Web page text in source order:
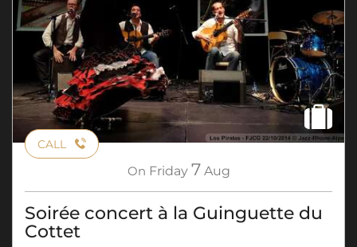
CALL
On Friday 7 Aug
Soirée concert à la Guinguette du
Cottet